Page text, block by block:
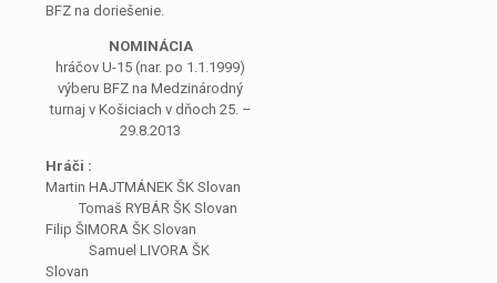
BFZ na doriešenie.
NOMINÁCIA
hráčov U-15 (nar. po 1.1.1999)
výberu BFZ na Medzinárodný
turnaj v Košiciach v dňoch 25. –
29.8.2013
Hráči :
Martin HAJTMÁNEK ŠK Slovan
Tomaš RYBÁR ŠK Slovan
Filip ŠIMORA ŠK Slovan
Samuel LIVORA ŠK
Slovan